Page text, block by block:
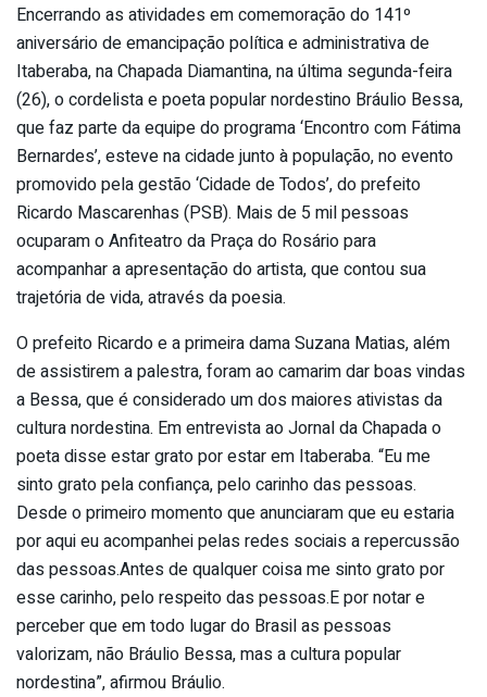
Encerrando as atividades em comemoração do 141º
aniversário de emancipação política e administrativa de
Itaberaba, na Chapada Diamantina, na última segunda-feira
(26), o cordelista e poeta popular nordestino Bráulio Bessa,
que faz parte da equipe do programa ‘Encontro com Fátima
Bernardes’, esteve na cidade junto à população, no evento
promovido pela gestão ‘Cidade de Todos’, do prefeito
Ricardo Mascarenhas (PSB). Mais de 5 mil pessoas
ocuparam o Anfiteatro da Praça do Rosário para
acompanhar a apresentação do artista, que contou sua
trajetória de vida, através da poesia.
O prefeito Ricardo e a primeira dama Suzana Matias, além
de assistirem a palestra, foram ao camarim dar boas vindas
a Bessa, que é considerado um dos maiores ativistas da
cultura nordestina. Em entrevista ao Jornal da Chapada o
poeta disse estar grato por estar em Itaberaba. “Eu me
sinto grato pela confiança, pelo carinho das pessoas.
Desde o primeiro momento que anunciaram que eu estaria
por aqui eu acompanhei pelas redes sociais a repercussão
das pessoas.Antes de qualquer coisa me sinto grato por
esse carinho, pelo respeito das pessoas.E por notar e
perceber que em todo lugar do Brasil as pessoas
valorizam, não Bráulio Bessa, mas a cultura popular
nordestina”, afirmou Bráulio.